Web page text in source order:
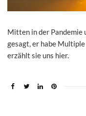
Mitten in der Pandemie
gesagt, er habe
erzählt sie uns hier.